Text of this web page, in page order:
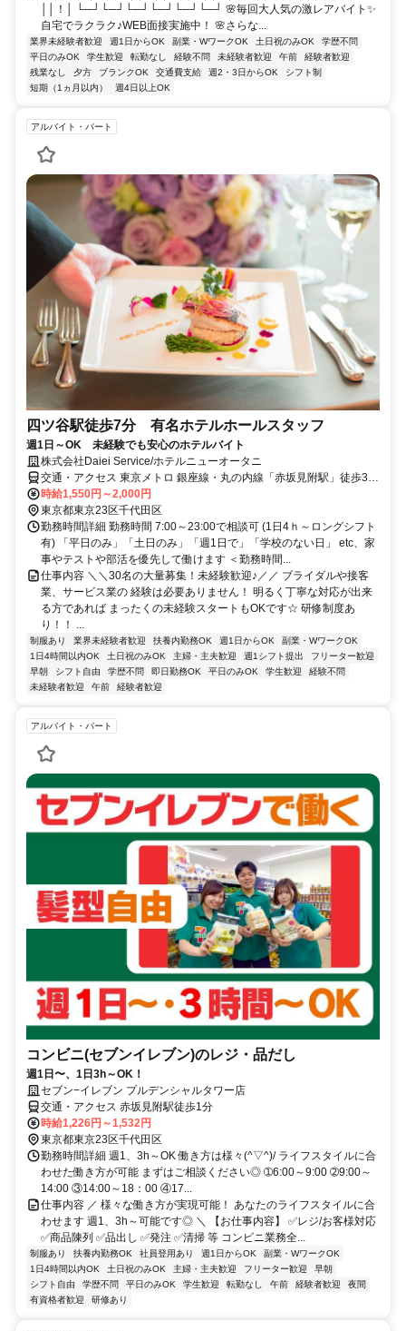
││！│ └─┘└─┘└─┘└─┘└─┘└─┘ 🌸毎回大人気の激レアバイト✨
自宅でラクラク♪WEB面接実施中！ 🌸さらな...
業界未経験者歓迎 週1日からOK 副業・WワークOK 土日祝のみOK
学歴不問
平日のみOK
学生歓迎 転勤なし 経験不問 未経験者歓迎 午前
経験者歓迎
残業なし
夕方 ブランクOK 交通費支給 週2・3日からOK
シフト制
短期（1ヵ月以内）
週4日以上OK
アルバイト・パート
四ツ谷駅徒歩7分 有名ホテルホールスタッフ
週1日～OK 未経験でも安心のホテルバイト
株式会社Daiei Service/ホテルニューオータニ
交通・アクセス 東京メトロ 銀座線・丸の内線「赤坂見附駅」徒歩3
分、東京メトロ 半蔵門・南北線「永田町駅」徒歩5分、東京メトロ 有
楽町線「麹町駅」徒歩6分、総武線・中央線「四ツ谷駅」徒歩8分
※「新宿駅」から5分・「東京駅」から10分
時給1,550円～2,000円
東京都東京23区千代田区
勤務時間詳細 勤務時間 7:00～23:00で相談可 (1日4ｈ～ロングシフト
有) 「平日のみ」「土日のみ」「週1日で」「学校のない日」 etc、家
事やテストや部活を優先して働けます ＜勤務時間...
仕事内容 ＼＼30名の大量募集！未経験歓迎♪／／ ブライダルや接客
業、サービス業の 経験は必要ありません！ 明るく丁寧な対応が出来
る方であれば まったくの未経験スタートもOKです☆ 研修制度あ
り！！ ...
制服あり 業界未経験者歓迎 扶養内勤務OK 週1日からOK
副業・WワークOK
1日4時間以内OK
土日祝のみOK 主婦・主夫歓迎 週1シフト提出
フリーター歓迎
早朝
シフト自由 学歴不問 即日勤務OK 平日のみOK 学生歓迎
経験不問
未経験者歓迎
午前 経験者歓迎
アルバイト・パート
コンビニ(セブンイレブン)のレジ・品だし
週1日〜、1日3h～OK！
セブン−イレブン プルデンシャルタワー店
交通・アクセス 赤坂見附駅徒歩1分
時給1,226円～1,532円
東京都東京23区千代田区
勤務時間詳細 週1、3h～OK 働き方は様々(^▽^)/ ライフスタイルに合
わせた働き方が可能 まずはご相談ください◎ ➀6:00～9:00 ➁9:00～
14:00 ③14:00～18：00 ④17...
仕事内容 ／ 様々な働き方が実現可能！ あなたのライフスタイルに合
わせます 週1、3h～可能です◎ ＼ 【お仕事内容】 ✅レジ/お客様対応
✅商品陳列 ✅品出し ✅発注 ✅清掃 等 コンビニ業務全...
制服あり 扶養内勤務OK 社員登用あり 週1日からOK
副業・WワークOK
1日4時間以内OK
土日祝のみOK 主婦・主夫歓迎 フリーター歓迎
早朝
シフト自由
学歴不問 平日のみOK 学生歓迎 転勤なし 午前 経験者歓迎
夜間
有資格者歓迎
研修あり